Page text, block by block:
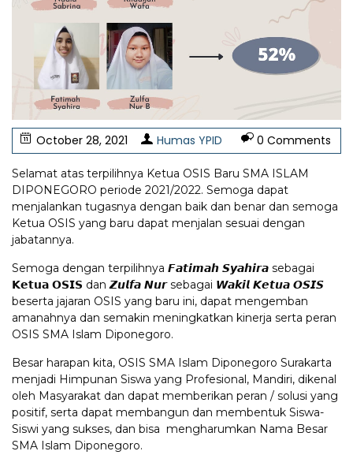
October 28, 2021 Humas YPID 0 Comments
Selamat atas terpilihnya Ketua OSIS Baru SMA ISLAM
DIPONEGORO periode 2021/2022. Semoga dapat
menjalankan tugasnya dengan baik dan benar dan semoga
Ketua OSIS yang baru dapat menjalan sesuai dengan
jabatannya.
Semoga dengan terpilihnya 𝙁𝙖𝙩𝙞𝙢𝙖𝙝 𝙎𝙮𝙖𝙝𝙞𝙧𝙖 sebagai
𝗞𝗲𝘁𝘂𝗮 𝗢𝗦𝗜𝗦 dan 𝙕𝙪𝙡𝙛𝙖 𝙉𝙪𝙧 sebagai 𝙒𝙖𝙠𝙞𝙡 𝙆𝙚𝙩𝙪𝙖 𝙊𝙎𝙄𝙎
beserta jajaran OSIS yang baru ini, dapat mengemban
amanahnya dan semakin meningkatkan kinerja serta peran
OSIS SMA Islam Diponegoro.
Besar harapan kita, OSIS SMA Islam Diponegoro Surakarta
menjadi Himpunan Siswa yang Profesional, Mandiri, dikenal
oleh Masyarakat dan dapat memberikan peran / solusi yang
positif, serta dapat membangun dan membentuk Siswa-
Siswi yang sukses, dan bisa mengharumkan Nama Besar
SMA Islam Diponegoro.